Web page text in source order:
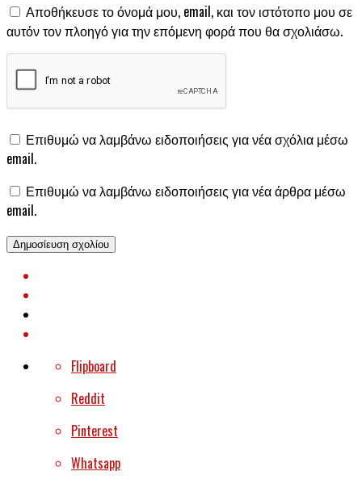
Αποθήκευσε το όνομά μου, email, και τον ιστότοπο μου σε
αυτόν τον πλοηγό για την επόμενη φορά που θα σχολιάσω.
Επιθυμώ να λαμβάνω ειδοποιήσεις για νέα σχόλια μέσω
email.
Επιθυμώ να λαμβάνω ειδοποιήσεις για νέα άρθρα μέσω
email.
Flipboard
Reddit
Pinterest
Whatsapp